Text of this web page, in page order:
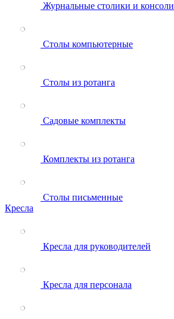
Журнальные столики и консоли
Столы компьютерные
Столы из ротанга
Садовые комплекты
Комплекты из ротанга
Столы письменные
Кресла
Кресла для руководителей
Кресла для персонала